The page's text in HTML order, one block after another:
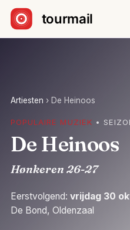
Sla navigatie over
Artiesten › De Heinoos
POPULAIRE MUZIEK •
De Heinoos
Hønkeren 26-27
Eerstvolgend: vrijdag 30
De Bond, Oldenzaal